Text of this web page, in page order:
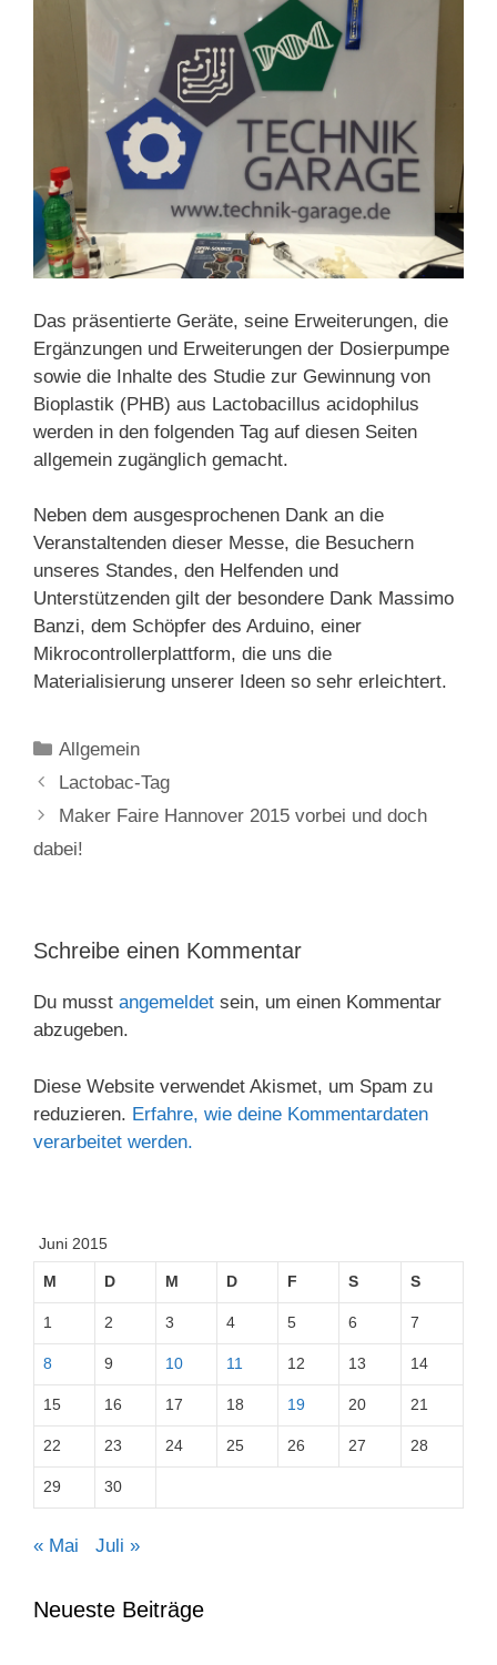
Das präsentierte Geräte, seine Erweiterungen, die
Ergänzungen und Erweiterungen der Dosierpumpe
sowie die Inhalte des Studie zur Gewinnung von
Bioplastik (PHB) aus Lactobacillus acidophilus
werden in den folgenden Tag auf diesen Seiten
allgemein zugänglich gemacht.
Neben dem ausgesprochenen Dank an die
Veranstaltenden dieser Messe, die Besuchern
unseres Standes, den Helfenden und
Unterstützenden gilt der besondere Dank Massimo
Banzi, dem Schöpfer des Arduino, einer
Mikrocontrollerplattform, die uns die
Materialisierung unserer Ideen so sehr erleichtert.
Kategorien
Allgemein
Lactobac-Tag
Maker Faire Hannover 2015 vorbei und doch
dabei!
Schreibe einen Kommentar
Du musst angemeldet sein, um einen Kommentar
abzugeben.
Diese Website verwendet Akismet, um Spam zu
reduzieren. Erfahre, wie deine Kommentardaten
verarbeitet werden.
Juni 2015
M D M D F S S
1 2 3 4 5 6 7
8 9 10 11 12 13 14
15 16 17 18 19 20 21
22 23 24 25 26 27 28
29 30
« Mai Juli »
Neueste Beiträge